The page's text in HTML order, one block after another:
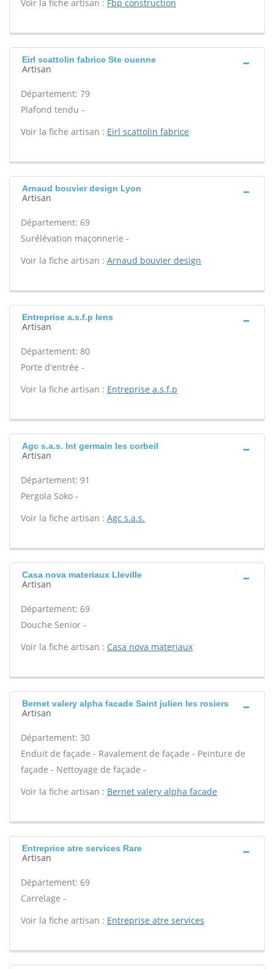
Voir la fiche artisan : Fbp construction
Eirl scattolin fabrice Ste ouenne
Artisan
Département: 79
Plafond tendu -
Voir la fiche artisan : Eirl scattolin fabrice
Arnaud bouvier design Lyon
Artisan
Département: 69
Surélévation maçonnerie -
Voir la fiche artisan : Arnaud bouvier design
Entreprise a.s.f.p Iens
Artisan
Département: 80
Porte d'entrée -
Voir la fiche artisan : Entreprise a.s.f.p
Agc s.a.s. Int germain les corbeil
Artisan
Département: 91
Pergola Soko -
Voir la fiche artisan : Agc s.a.s.
Casa nova materiaux Lleville
Artisan
Département: 69
Douche Senior -
Voir la fiche artisan : Casa nova materiaux
Bernet valery alpha facade Saint julien les rosiers
Artisan
Département: 30
Enduit de façade - Ravalement de façade - Peinture de
façade - Nettoyage de façade -
Voir la fiche artisan : Bernet valery alpha facade
Entreprise atre services Rare
Artisan
Département: 69
Carrelage -
Voir la fiche artisan : Entreprise atre services